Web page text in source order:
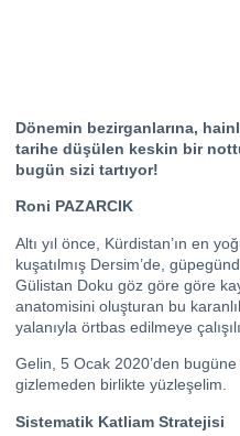
Dönemin bezirganlarına,
tarihe düşülen keskin bir
bugün sizi tartıyor!
Roni PAZARCIK
Altı yıl önce, Kürdistan’ın en
kuşatılmış Dersim’de,
Gülistan Doku göz göre göre
anatomisini oluşturan bu
yalanıyla örtbas edilmeye
Gelin, 5 Ocak 2020’den
gizlemeden birlikte yüzleşelim.
Sistematik Katliam Stratejisi